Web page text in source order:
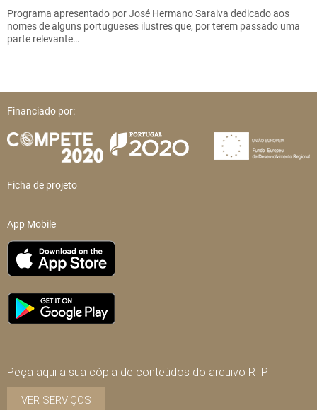
Programa apresentado por José Hermano Saraiva dedicado aos
nomes de alguns portugueses ilustres que, por terem passado uma
parte relevante…
Financiado por:
Ficha de projeto
App Mobile
Peça aqui a sua cópia de conteúdos do arquivo RTP
VER SERVIÇOS